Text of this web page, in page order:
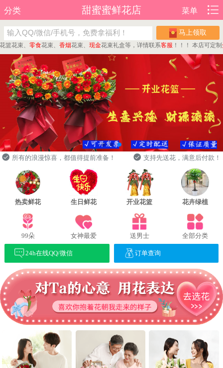
分类 甜蜜蜜鲜花店 菜单
马上领取
束、零食花束、香烟花束、现金花束礼盒等，详情联系客服！！！ 本店可定制蛋糕
所有的浪漫惊喜，都值得提前准备！ 支持先送花，满意后付款！
热卖鲜花 生日鲜花 开业花篮 花卉绿植
99朵 女神最爱 送男士 全部分类
24h在线QQ/微信 订单查询